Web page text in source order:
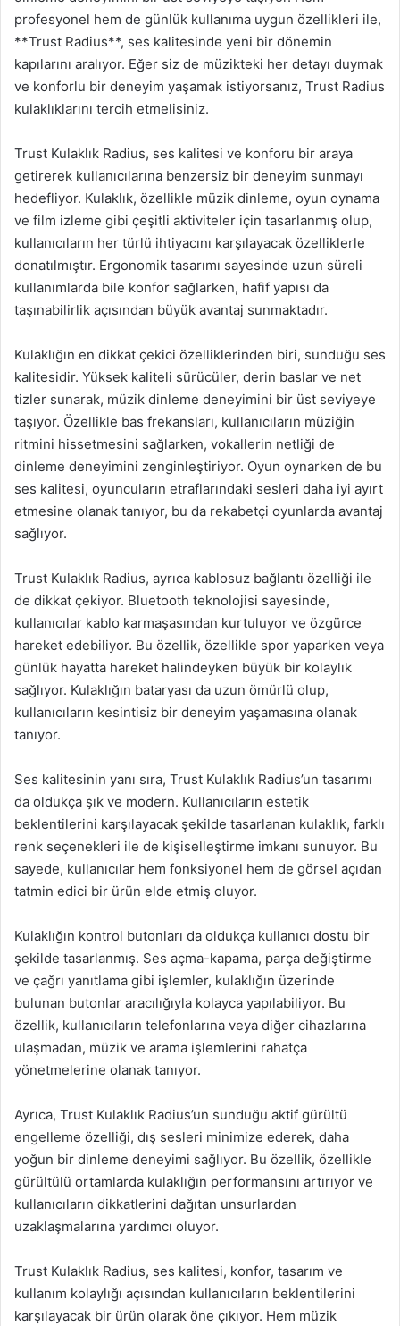
profesyonel hem de günlük kullanıma uygun özellikleri ile,
**Trust Radius**, ses kalitesinde yeni bir dönemin
kapılarını aralıyor. Eğer siz de müzikteki her detayı duymak
ve konforlu bir deneyim yaşamak istiyorsanız, Trust Radius
kulaklıklarını tercih etmelisiniz.
Trust Kulaklık Radius, ses kalitesi ve konforu bir araya
getirerek kullanıcılarına benzersiz bir deneyim sunmayı
hedefliyor. Kulaklık, özellikle müzik dinleme, oyun oynama
ve film izleme gibi çeşitli aktiviteler için tasarlanmış olup,
kullanıcıların her türlü ihtiyacını karşılayacak özelliklerle
donatılmıştır. Ergonomik tasarımı sayesinde uzun süreli
kullanımlarda bile konfor sağlarken, hafif yapısı da
taşınabilirlik açısından büyük avantaj sunmaktadır.
Kulaklığın en dikkat çekici özelliklerinden biri, sunduğu ses
kalitesidir. Yüksek kaliteli sürücüler, derin baslar ve net
tizler sunarak, müzik dinleme deneyimini bir üst seviyeye
taşıyor. Özellikle bas frekansları, kullanıcıların müziğin
ritmini hissetmesini sağlarken, vokallerin netliği de
dinleme deneyimini zenginleştiriyor. Oyun oynarken de bu
ses kalitesi, oyuncuların etraflarındaki sesleri daha iyi ayırt
etmesine olanak tanıyor, bu da rekabetçi oyunlarda avantaj
sağlıyor.
Trust Kulaklık Radius, ayrıca kablosuz bağlantı özelliği ile
de dikkat çekiyor. Bluetooth teknolojisi sayesinde,
kullanıcılar kablo karmaşasından kurtuluyor ve özgürce
hareket edebiliyor. Bu özellik, özellikle spor yaparken veya
günlük hayatta hareket halindeyken büyük bir kolaylık
sağlıyor. Kulaklığın bataryası da uzun ömürlü olup,
kullanıcıların kesintisiz bir deneyim yaşamasına olanak
tanıyor.
Ses kalitesinin yanı sıra, Trust Kulaklık Radius’un tasarımı
da oldukça şık ve modern. Kullanıcıların estetik
beklentilerini karşılayacak şekilde tasarlanan kulaklık, farklı
renk seçenekleri ile de kişiselleştirme imkanı sunuyor. Bu
sayede, kullanıcılar hem fonksiyonel hem de görsel açıdan
tatmin edici bir ürün elde etmiş oluyor.
Kulaklığın kontrol butonları da oldukça kullanıcı dostu bir
şekilde tasarlanmış. Ses açma-kapama, parça değiştirme
ve çağrı yanıtlama gibi işlemler, kulaklığın üzerinde
bulunan butonlar aracılığıyla kolayca yapılabiliyor. Bu
özellik, kullanıcıların telefonlarına veya diğer cihazlarına
ulaşmadan, müzik ve arama işlemlerini rahatça
yönetmelerine olanak tanıyor.
Ayrıca, Trust Kulaklık Radius’un sunduğu aktif gürültü
engelleme özelliği, dış sesleri minimize ederek, daha
yoğun bir dinleme deneyimi sağlıyor. Bu özellik, özellikle
gürültülü ortamlarda kulaklığın performansını artırıyor ve
kullanıcıların dikkatlerini dağıtan unsurlardan
uzaklaşmalarına yardımcı oluyor.
Trust Kulaklık Radius, ses kalitesi, konfor, tasarım ve
kullanım kolaylığı açısından kullanıcıların beklentilerini
karşılayacak bir ürün olarak öne çıkıyor. Hem müzik